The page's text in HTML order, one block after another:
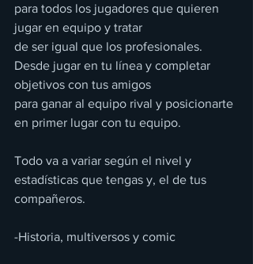
para todos los jugadores que quieren
jugar en equipo y tratar
de ser igual que los profesionales.
Desde jugar en tu línea y completar
objetivos con tus amigos
para ganar al equipo rival y posicionarte
en primer lugar con tu equipo.
Todo va a variar según el nivel y
estadísticas que tengas y, el de tus
compañeros.
-Historia, multiversos y comic